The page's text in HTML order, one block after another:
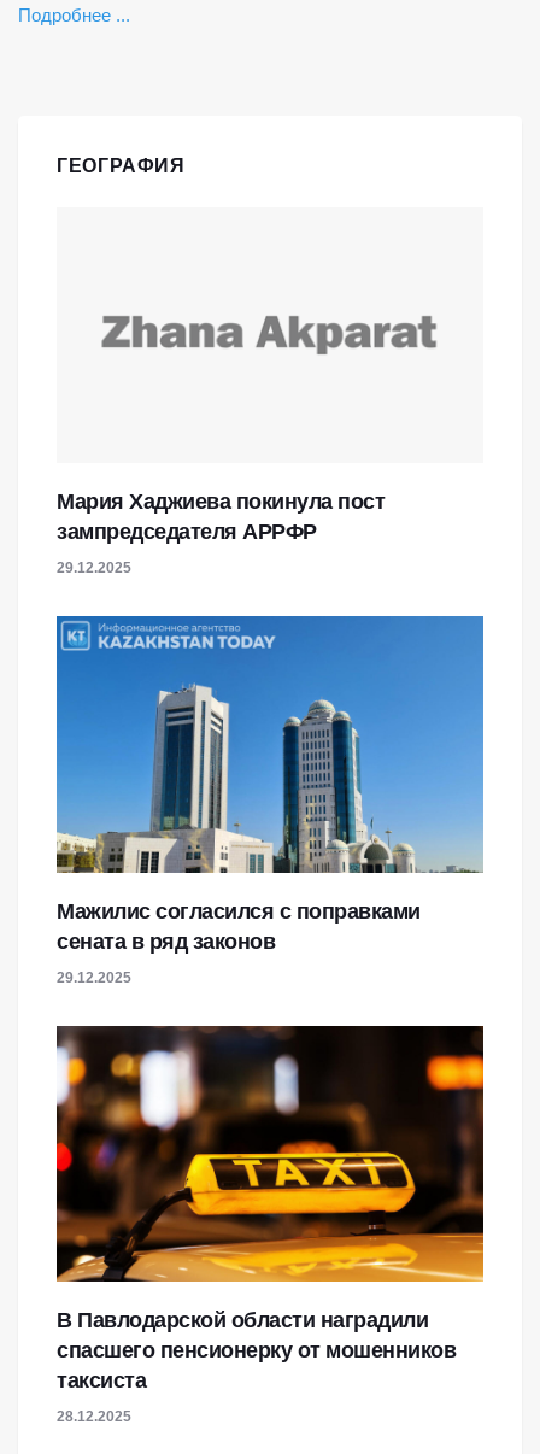
Подробнее ...
ГЕОГРАФИЯ
Мария Хаджиева покинула пост
зампредседателя АРРФР
29.12.2025
Мажилис согласился с поправками
сената в ряд законов
29.12.2025
В Павлодарской области наградили
спасшего пенсионерку от мошенников
таксиста
28.12.2025